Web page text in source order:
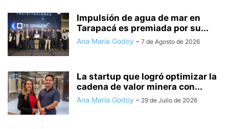
Impulsión de agua de mar en
Tarapacá es premiada por su...
Ana María Godoy - 7 de Agosto de 2026
La startup que logró optimizar la
cadena de valor minera con...
Ana María Godoy - 29 de Julio de 2026